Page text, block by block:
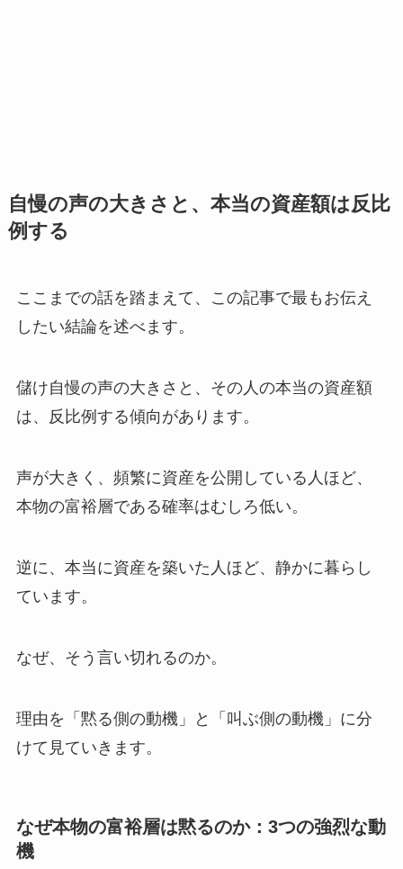
自慢の声の大きさと、本当の資産額は反比
例する
ここまでの話を踏まえて、この記事で最もお伝え
したい結論を述べます。
儲け自慢の声の大きさと、その人の本当の資産額
は、反比例する傾向があります。
声が大きく、頻繁に資産を公開している人ほど、
本物の富裕層である確率はむしろ低い。
逆に、本当に資産を築いた人ほど、静かに暮らし
ています。
なぜ、そう言い切れるのか。
理由を「黙る側の動機」と「叫ぶ側の動機」に分
けて見ていきます。
なぜ本物の富裕層は黙るのか：3つの強烈な動
機